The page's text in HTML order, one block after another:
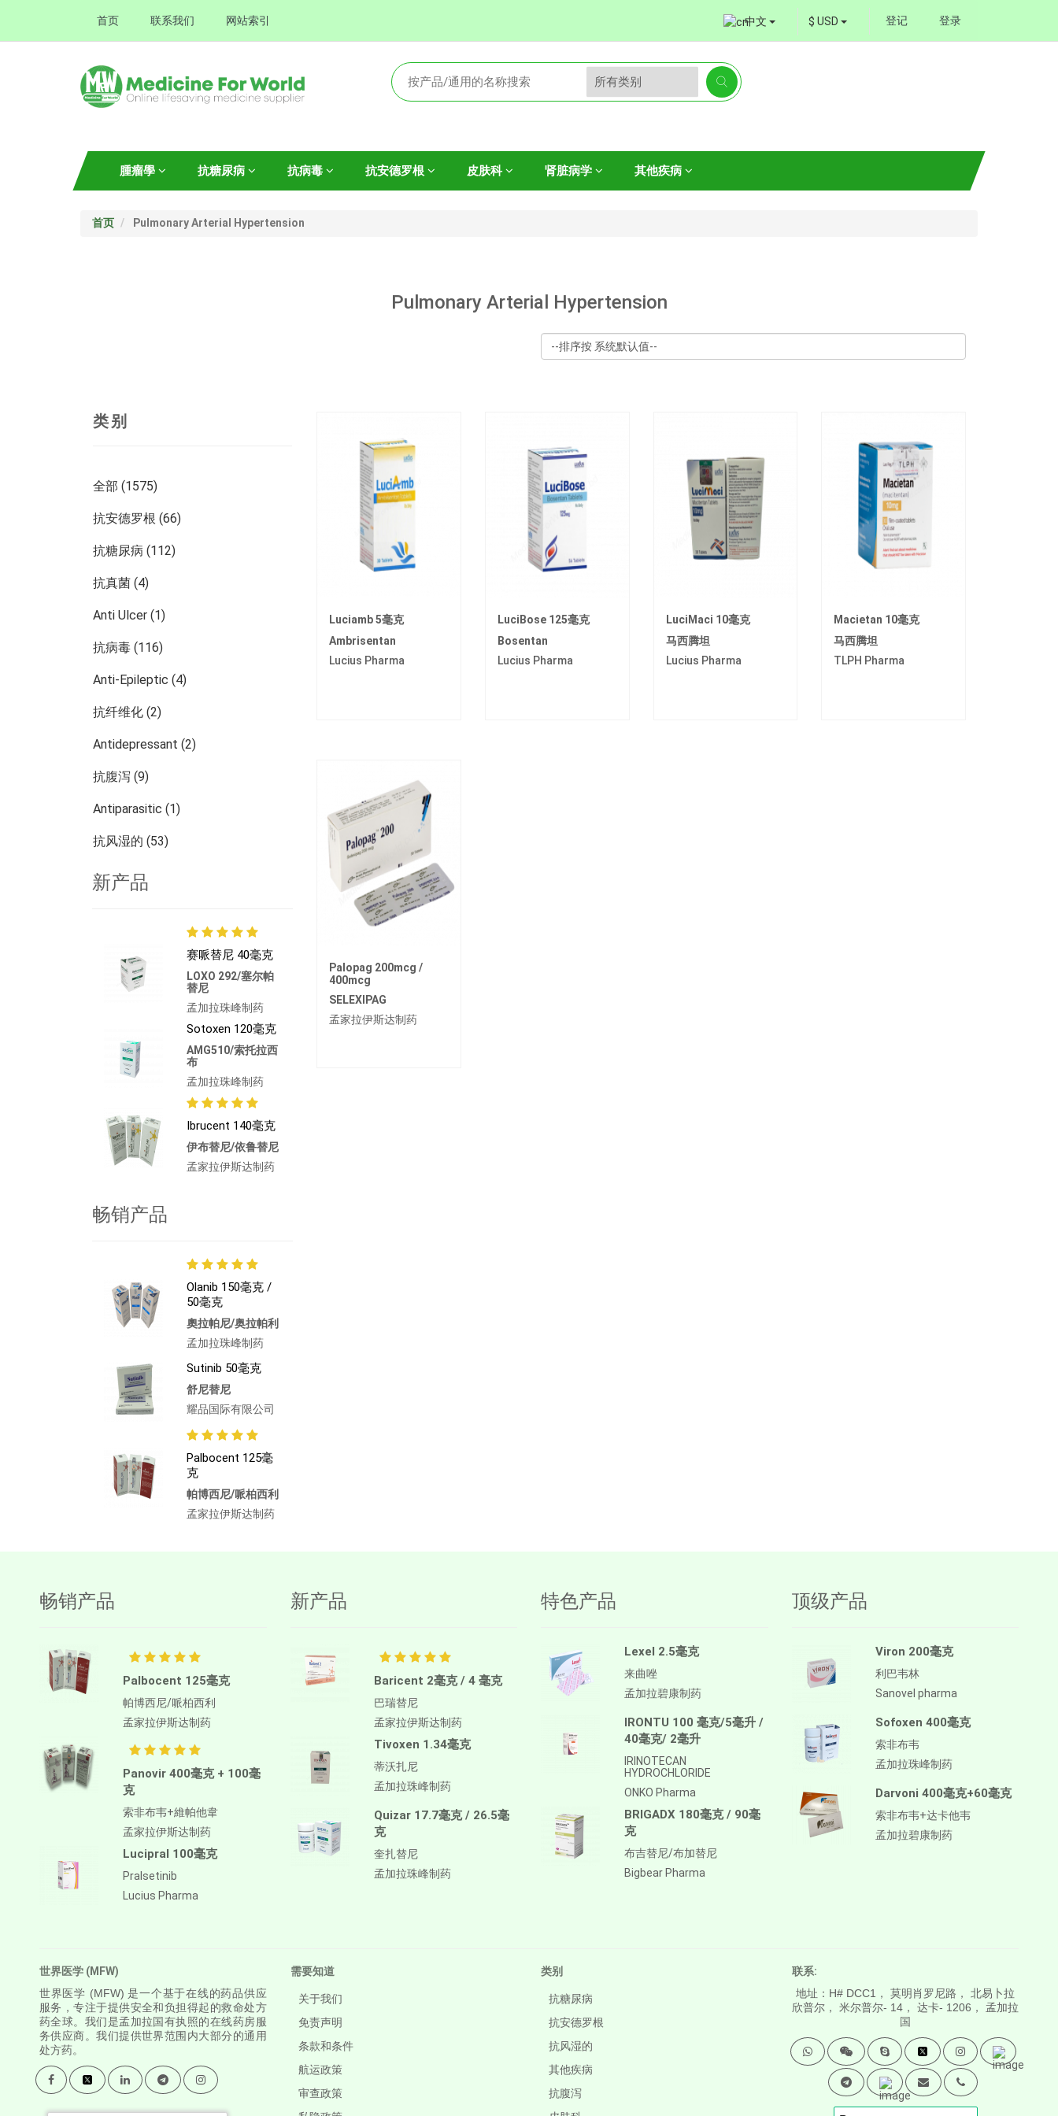
首页 联系我们 网站索引 中文 $ USD 登记 登录
腫瘤學 抗糖尿病 抗病毒 抗安德罗根 皮肤科 肾脏病学 其他疾病
首页 Pulmonary Arterial Hypertension
Pulmonary Arterial Hypertension
类别
全部 (1575)
抗安德罗根 (66)
抗糖尿病 (112)
抗真菌 (4)
Anti Ulcer (1)
抗病毒 (116)
Anti-Epileptic (4)
抗纤维化 (2)
Antidepressant (2)
抗腹泻 (9)
Antiparasitic (1)
抗风湿的 (53)
皮肤科 (13)
其他疾病 (473)
新产品
赛哌替尼 40毫克
LOXO 292/塞尔帕
替尼
孟加拉珠峰制药
Sotoxen 120毫克
AMG510/索托拉西
布
孟加拉珠峰制药
Ibrucent 140毫克
伊布替尼/依鲁替尼
孟家拉伊斯达制药
畅销产品
Olanib 150毫克 /
50毫克
奧拉帕尼/奥拉帕利
孟加拉珠峰制药
Sutinib 50毫克
舒尼替尼
耀品国际有限公司
Palbocent 125毫
克
帕博西尼/哌柏西利
孟家拉伊斯达制药
Luciamb 5毫克
Ambrisentan
Lucius Pharma
LuciBose 125毫克
Bosentan
Lucius Pharma
LuciMaci 10毫克
马西腾坦
Lucius Pharma
Macietan 10毫克
马西腾坦
TLPH Pharma
Palopag 200mcg /
400mcg
SELEXIPAG
孟家拉伊斯达制药
畅销产品
Palbocent 125毫克
帕博西尼/哌柏西利
孟家拉伊斯达制药
Panovir 400毫克 + 100毫
克
索非布韦+維帕他韋
孟家拉伊斯达制药
Lucipral 100毫克
Pralsetinib
Lucius Pharma
新产品
Baricent 2毫克 / 4 毫克
巴瑞替尼
孟家拉伊斯达制药
Tivoxen 1.34毫克
蒂沃扎尼
孟加拉珠峰制药
Quizar 17.7毫克 / 26.5毫
克
奎扎替尼
孟加拉珠峰制药
特色产品
Lexel 2.5毫克
来曲唑
孟加拉碧康制药
IRONTU 100 毫克/5毫升 /
40毫克/ 2毫升
IRINOTECAN
HYDROCHLORIDE
ONKO Pharma
BRIGADX 180毫克 / 90毫
克
布吉替尼/布加替尼
Bigbear Pharma
顶级产品
Viron 200毫克
利巴韦林
Sanovel pharma
Sofoxen 400毫克
索非布韦
孟加拉珠峰制药
Darvoni 400毫克+60毫克
索非布韦+达卡他韦
孟加拉碧康制药
世界医学 (MFW)
世界医学 (MFW) 是一个基于在线的药品供应
服务，专注于提供安全和负担得起的救命处方
药全球。我们是孟加拉国有执照的在线药房服
务供应商。我们提供世界范围内大部分的通用
处方药。
需要知道
关于我们
免责声明
条款和条件
航运政策
审查政策
类别
抗糖尿病
抗安德罗根
抗风湿的
其他疾病
抗腹泻
联系:
地址：H# DCC1， 莫明肖罗尼路， 北易卜拉
欣普尔， 米尔普尔- 14， 达卡- 1206， 孟加拉
国